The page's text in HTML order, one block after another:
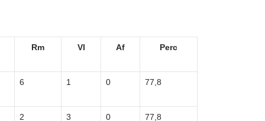
Rm Vl Af Perc
6 1 0 77,8
2 3 0 77,8